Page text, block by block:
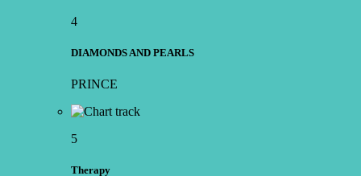
4
DIAMONDS AND PEARLS
PRINCE
5
Therapy